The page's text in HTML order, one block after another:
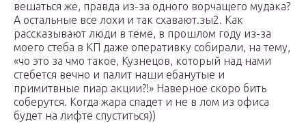
вешаться же, правда из-за одного ворчащего мудака?
А остальные все лохи и так схавают.зы2. Как
рассказывают люди в теме, в прошлом году из-за
моего стеба в КП даже оперативку собирали, на тему,
«чо это за чмо такое, Кузнецов, который над нами
стебется вечно и палит наши ебанутые и
примитвные пиар акции?!» Наверное скоро бить
соберутся. Когда жара спадет и не в лом из офиса
будет на лифте спуститься))